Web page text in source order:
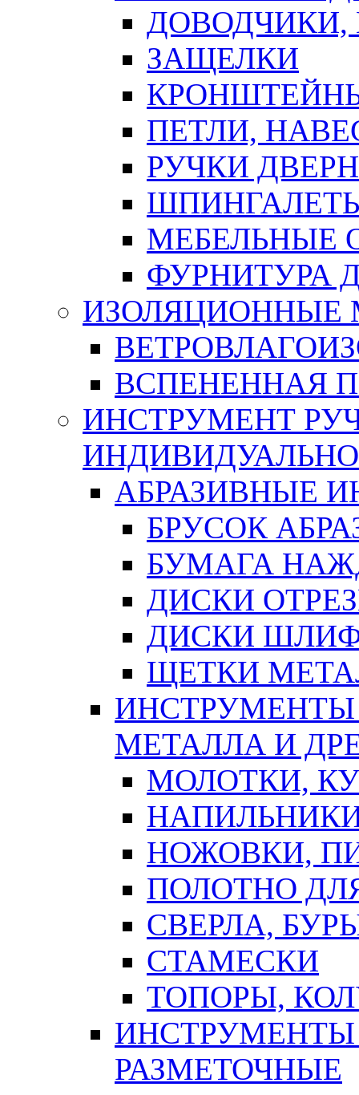
ЗАЩЕЛКИ
ПЕТЛИ,
РУЧКИ
МЕБЕЛЬНЫЕ
ФУРНИТУРА
ИЗОЛЯЦИОННЫЕ
ВСПЕНЕННАЯ
ИНСТРУМЕНТ
АБРАЗИВНЫЕ
БРУСОК
БУМАГА
ДИСКИ
ДИСКИ
ЩЕТКИ
ИНСТРУМЕНТЫ
МЕТАЛЛА И
МОЛОТКИ,
НОЖОВКИ,
ПОЛОТНО
СВЕРЛА,
СТАМЕСКИ
ТОПОРЫ,
ИНСТРУМЕНТЫ
РАЗМЕТОЧНЫЕ